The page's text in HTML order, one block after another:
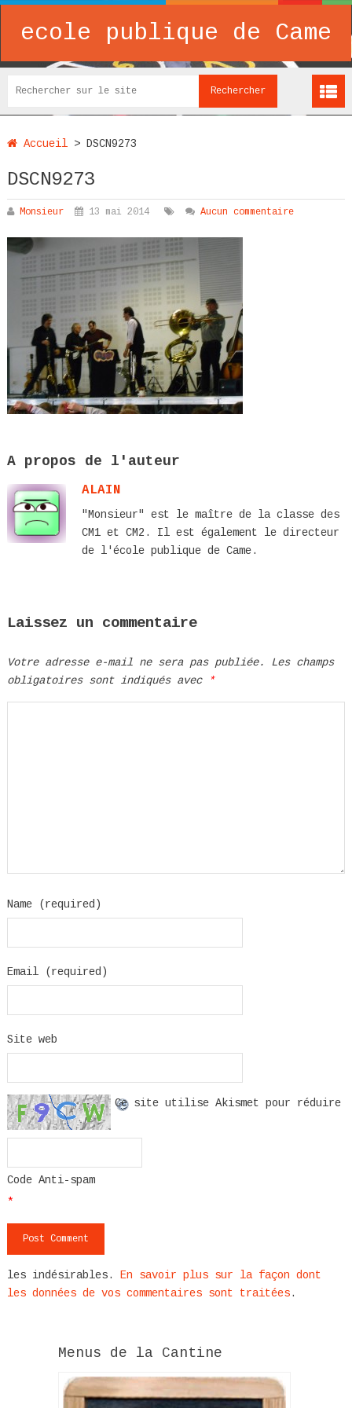
ecole publique de Came
Accueil> DSCN9273
DSCN9273
Monsieur 13 mai 2014 Aucun commentaire
A propos de l'auteur
ALAIN
"Monsieur" est le maître de la classe des
CM1 et CM2. Il est également le directeur
de l'école publique de Came.
Laissez un commentaire
Votre adresse e-mail ne sera pas publiée.
Les champs
obligatoires sont indiqués avec
*
Name (required)
Email (required)
Site web
Code Anti-spam
*
Ce site utilise Akismet pour réduire
les indésirables.
En savoir plus sur la façon dont
les données de vos commentaires sont traitées.
Menus de la Cantine